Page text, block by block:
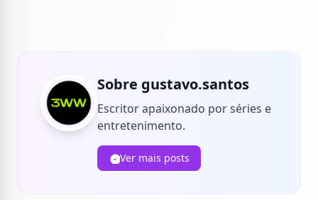
Sobre gustavo.santos
Escritor apaixonado por séries e
entretenimento.
Ver mais posts